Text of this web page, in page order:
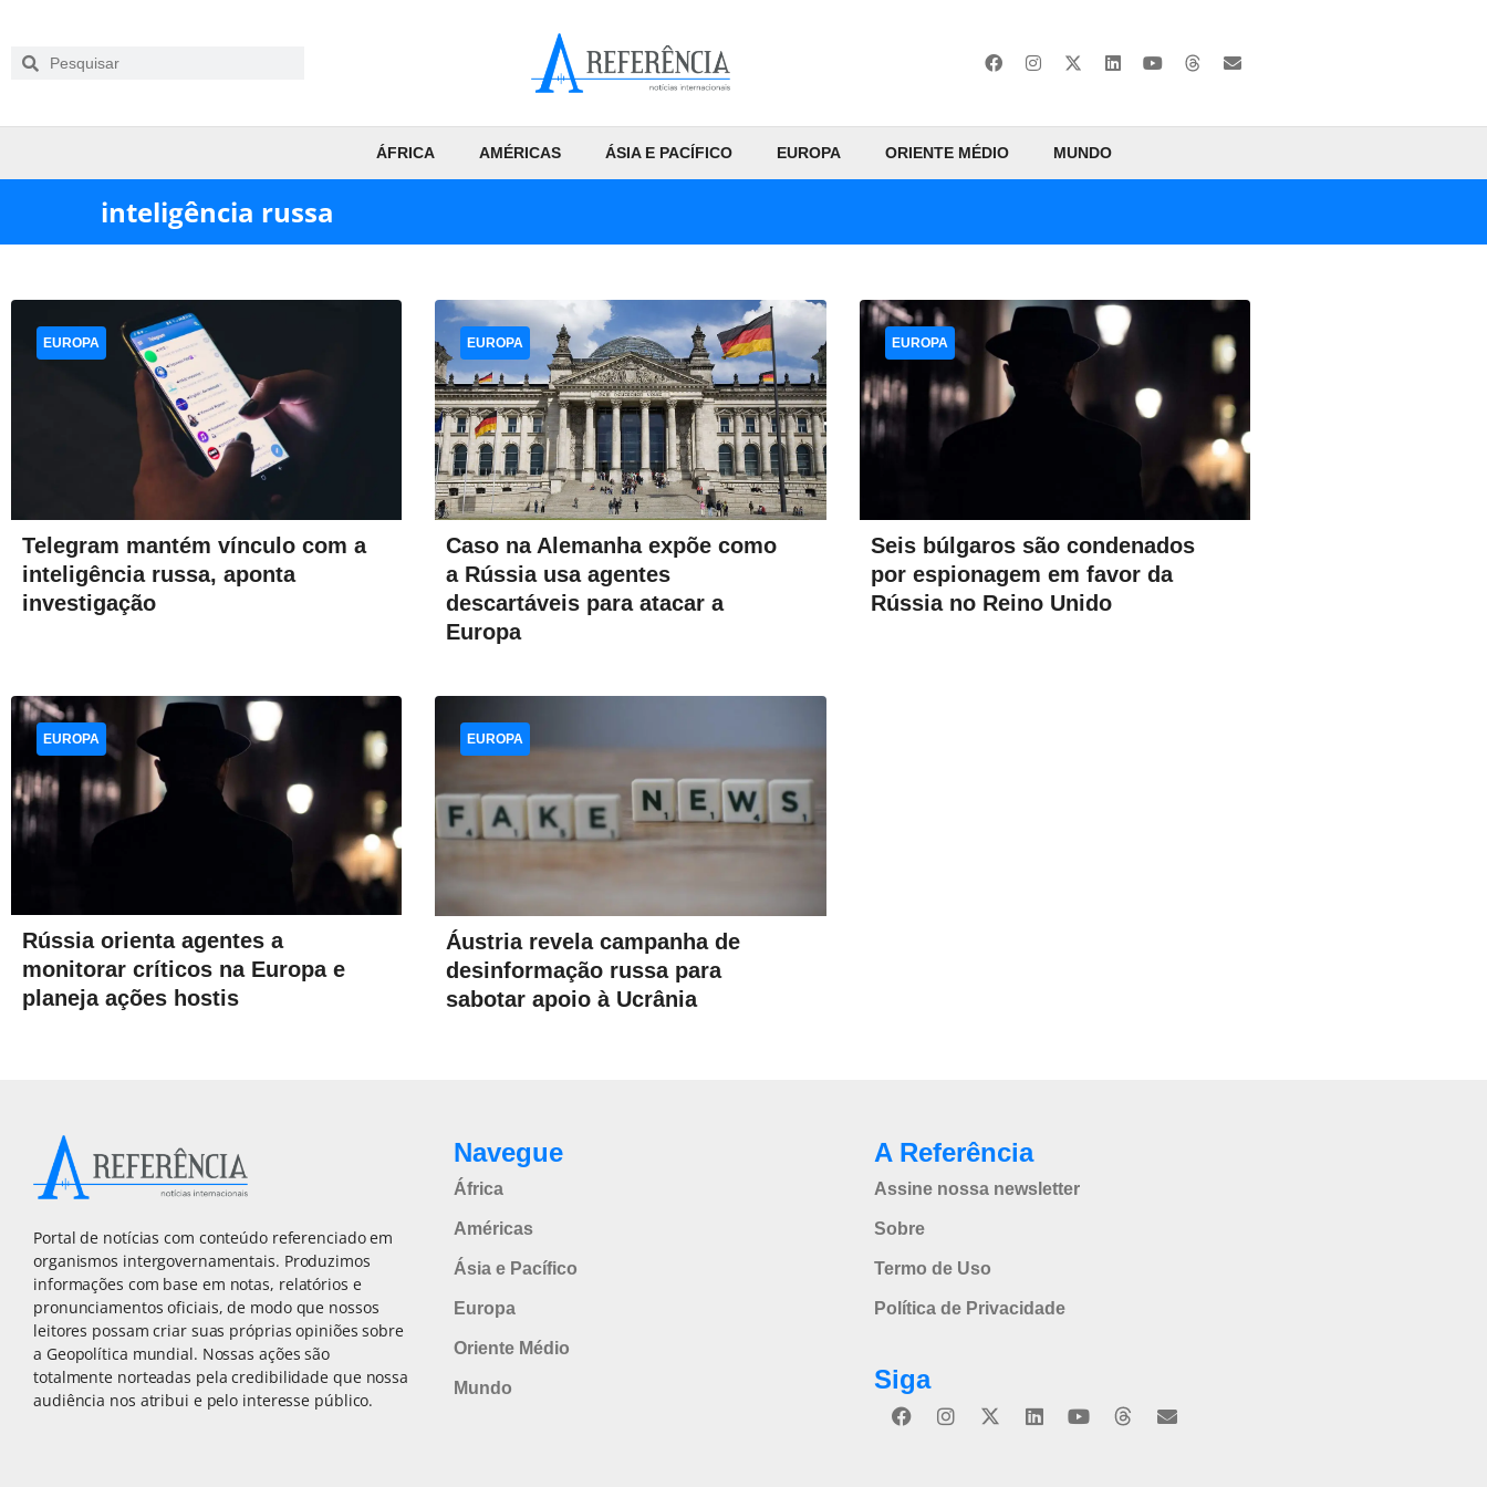
ÁFRICA AMÉRICAS ÁSIA E PACÍFICO EUROPA ORIENTE MÉDIO MUNDO
inteligência russa
Telegram mantém vínculo com a
inteligência russa, aponta
investigação
EUROPA
Caso na Alemanha expõe como
a Rússia usa agentes
descartáveis para atacar a
Europa
EUROPA
Seis búlgaros são condenados
por espionagem em favor da
Rússia no Reino Unido
EUROPA
Rússia orienta agentes a
monitorar críticos na Europa e
planeja ações hostis
EUROPA
Áustria revela campanha de
desinformação russa para
sabotar apoio à Ucrânia
EUROPA
Portal de notícias com conteúdo referenciado em
organismos intergovernamentais. Produzimos
informações com base em notas, relatórios e
pronunciamentos oficiais, de modo que nossos
leitores possam criar suas próprias opiniões sobre
a Geopolítica mundial. Nossas ações são
totalmente norteadas pela credibilidade que nossa
audiência nos atribui e pelo interesse público.
Navegue
África
Américas
Ásia e Pacífico
Europa
Oriente Médio
Mundo
A Referência
Assine nossa newsletter
Sobre
Termo de Uso
Política de Privacidade
Siga